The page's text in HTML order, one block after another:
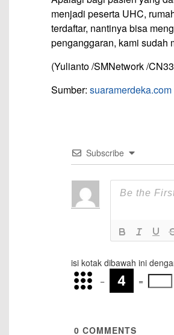
menjadi peserta UHC,
terdaftar, nantinya bisa
penganggaran, kami sudah
(Yulianto /SMNetwork /
Sumber: suaramerdeka.com
Subscribe
isi kotak dibawah ini
−
=
0 COMMENTS